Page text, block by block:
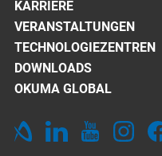
KARRIERE
VERANSTALTUNGEN
TECHNOLOGIEZENTREN
DOWNLOADS
OKUMA GLOBAL